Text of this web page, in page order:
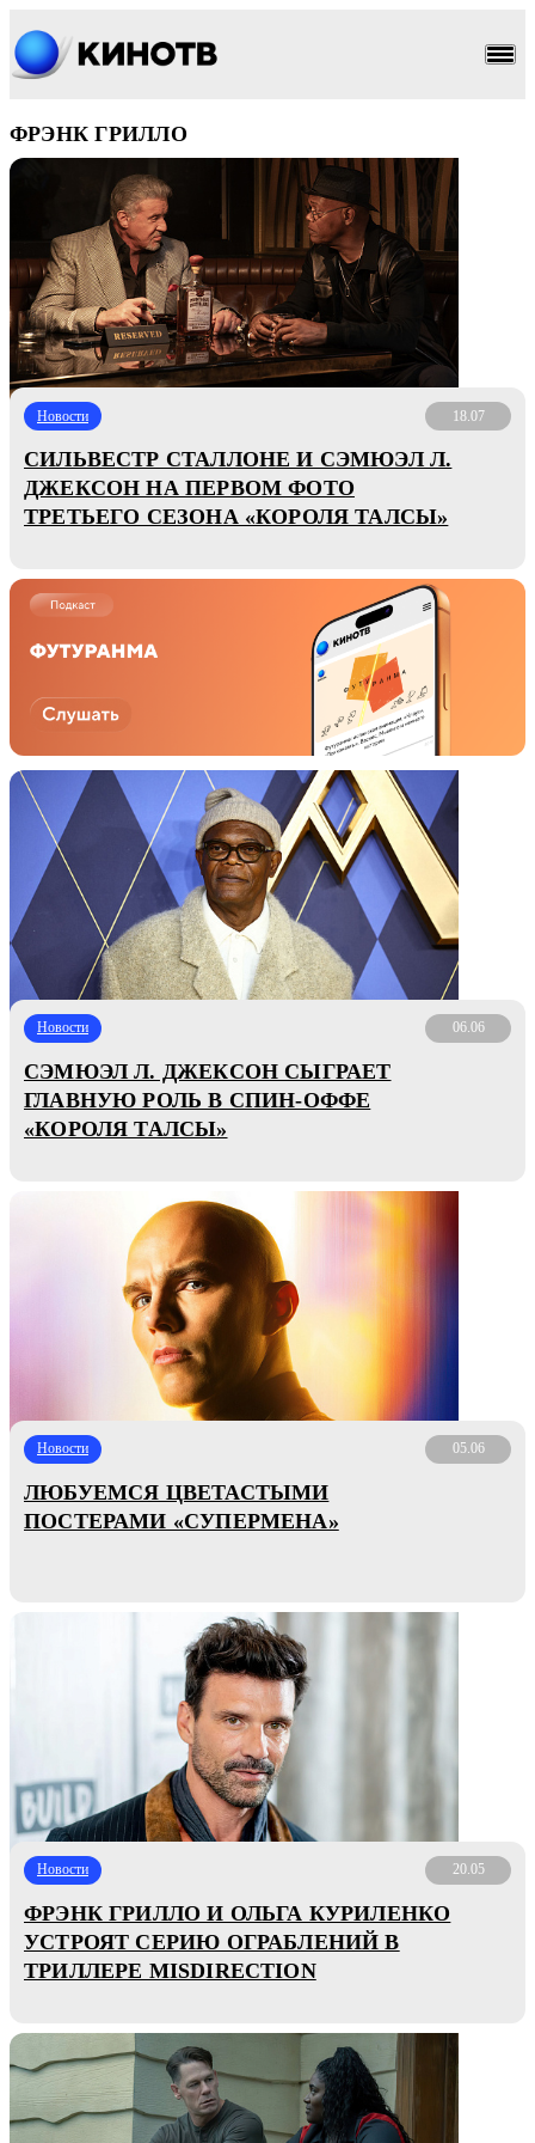
ФРЭНК ГРИЛЛО
Новости 18.07
СИЛЬВЕСТР СТАЛЛОНЕ И СЭМЮЭЛ Л.
ДЖЕКСОН НА ПЕРВОМ ФОТО
ТРЕТЬЕГО СЕЗОНА «КОРОЛЯ ТАЛСЫ»
Новости 06.06
СЭМЮЭЛ Л. ДЖЕКСОН СЫГРАЕТ
ГЛАВНУЮ РОЛЬ В СПИН-ОФФЕ
«КОРОЛЯ ТАЛСЫ»
Новости 05.06
ЛЮБУЕМСЯ ЦВЕТАСТЫМИ
ПОСТЕРАМИ «СУПЕРМЕНА»
Новости 20.05
ФРЭНК ГРИЛЛО И ОЛЬГА КУРИЛЕНКО
УСТРОЯТ СЕРИЮ ОГРАБЛЕНИЙ В
ТРИЛЛЕРЕ MISDIRECTION